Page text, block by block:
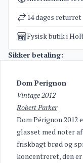
Vægt
1,7 kg
14 dages returret
Fysisk butik i
Sikker betaling:
Dom Perignon
Vintage 2012
Robert Parker
Dom Pérignon
glasset med noter
friskbagt brød og
koncentreret, den